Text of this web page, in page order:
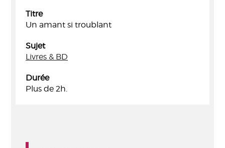
Titre
Un amant si troublant
Sujet
Livres & BD
Durée
Plus de 2h.